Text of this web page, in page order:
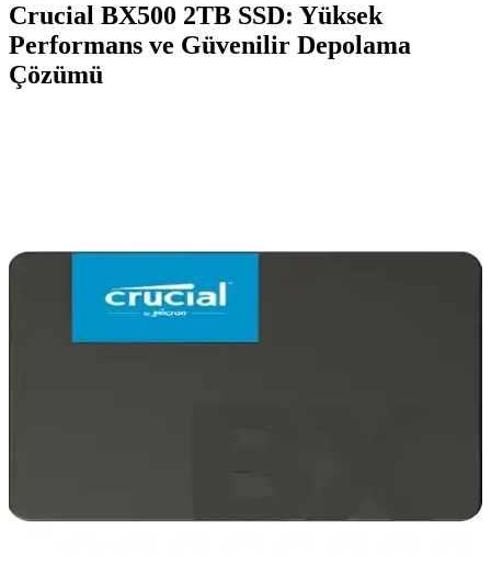
Crucial BX500 2TB SSD: Yüksek
Performans ve Güvenilir Depolama
Çözümü